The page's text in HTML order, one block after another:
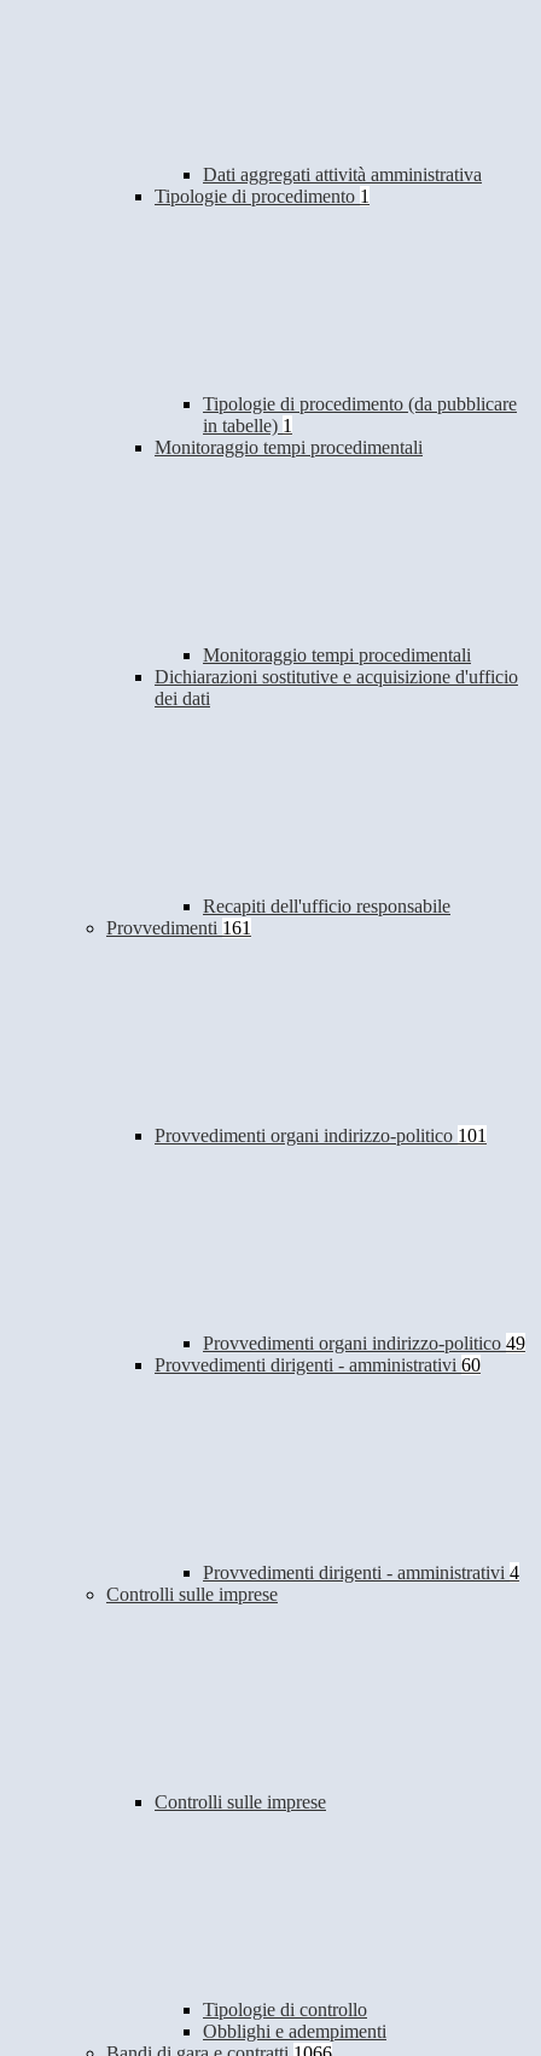
Dati aggregati attività amministrativa
Tipologie di procedimento 1
Tipologie di procedimento (da pubblicare
in tabelle) 1
Monitoraggio tempi procedimentali
Monitoraggio tempi procedimentali
Dichiarazioni sostitutive e acquisizione d'ufficio
dei dati
Recapiti dell'ufficio responsabile
Provvedimenti 161
Provvedimenti organi indirizzo-politico 101
Provvedimenti organi indirizzo-politico 49
Provvedimenti dirigenti - amministrativi 60
Provvedimenti dirigenti - amministrativi 4
Controlli sulle imprese
Controlli sulle imprese
Tipologie di controllo
Obblighi e adempimenti